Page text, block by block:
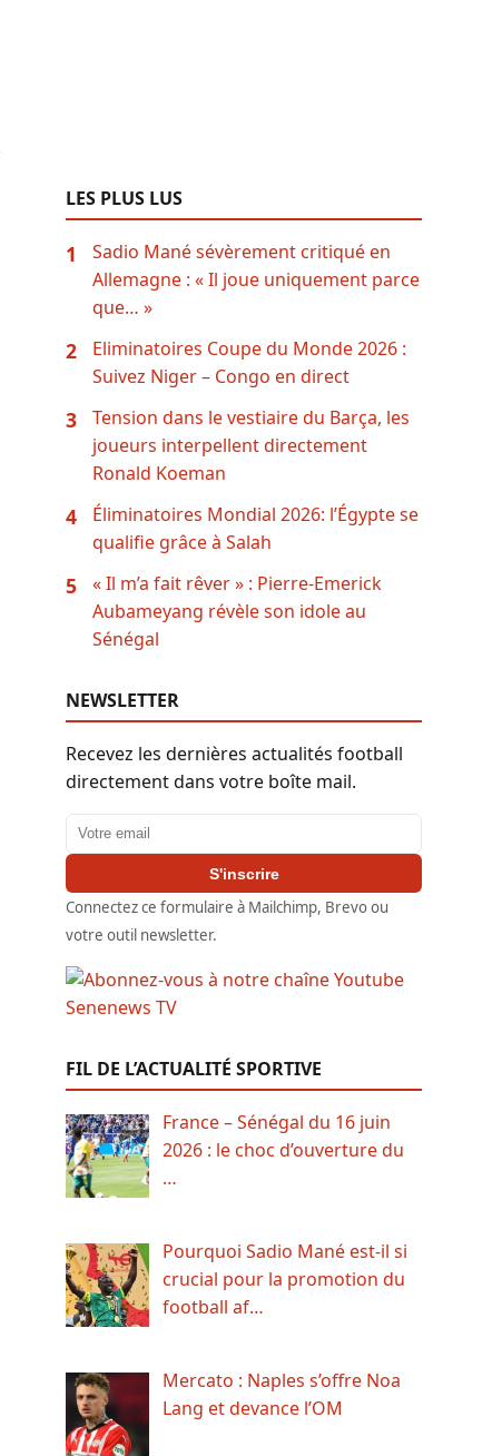
LES PLUS LUS
1
Sadio Mané sévèrement critiqué en
Allemagne : « Il joue uniquement parce
que… »
2
Eliminatoires Coupe du Monde 2026 :
Suivez Niger – Congo en direct
3
Tension dans le vestiaire du Barça, les
joueurs interpellent directement
Ronald Koeman
4
Éliminatoires Mondial 2026: l’Égypte se
qualifie grâce à Salah
5
« Il m’a fait rêver » : Pierre-Emerick
Aubameyang révèle son idole au
Sénégal
NEWSLETTER
Recevez les dernières actualités football
directement dans votre boîte mail.
Adresse email
S'inscrire
Connectez ce formulaire à Mailchimp, Brevo ou
votre outil newsletter.
FIL DE L’ACTUALITÉ SPORTIVE
France – Sénégal du 16 juin
2026 : le choc d’ouverture du
…
Pourquoi Sadio Mané est-il si
crucial pour la promotion du
football af…
Mercato : Naples s’offre Noa
Lang et devance l’OM